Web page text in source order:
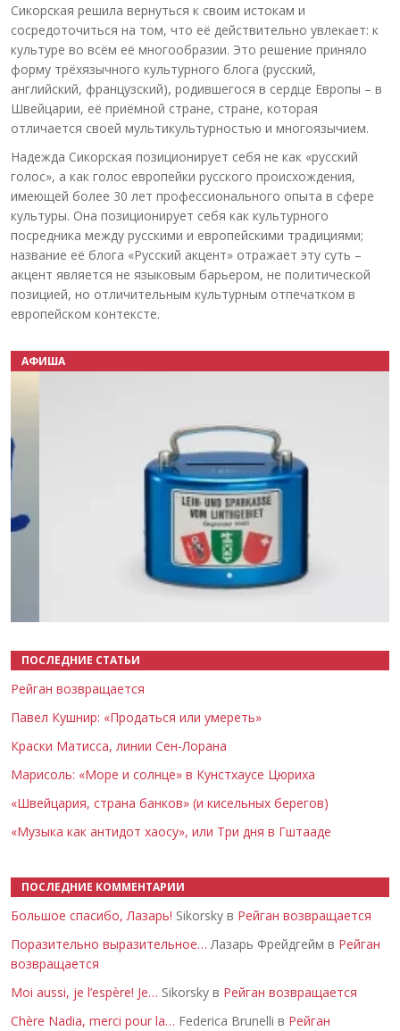
Сикорская решила вернуться к своим истокам и
сосредоточиться на том, что её действительно увлекает: к
культуре во всём её многообразии. Это решение приняло
форму трёхязычного культурного блога (русский,
английский, французский), родившегося в сердце Европы – в
Швейцарии, её приёмной стране, стране, которая
отличается своей мультикультурностью и многоязычием.
Надежда Сикорская позиционирует себя не как «русский
голос», а как голос европейки русского происхождения,
имеющей более 30 лет профессионального опыта в сфере
культуры. Она позиционирует себя как культурного
посредника между русскими и европейскими традициями;
название её блога «Русский акцент» отражает эту суть –
акцент является не языковым барьером, не политической
позицией, но отличительным культурным отпечатком в
европейском контексте.
АФИША
ПОСЛЕДНИЕ СТАТЬИ
Рейган возвращается
Павел Кушнир: «Продаться или умереть»
Краски Матисса, линии Сен-Лорана
Марисоль: «Море и солнце» в Кунстхаусе Цюриха
«Швейцария, страна банков» (и кисельных берегов)
«Музыка как антидот хаосу», или Три дня в Гштааде
ПОСЛЕДНИЕ КОММЕНТАРИИ
Большое спасибо, Лазарь! Sikorsky в Рейган возвращается
Поразительно выразительное… Лазарь Фрейдгейм в Рейган
возвращается
Moi aussi, je l’espère! Je… Sikorsky в Рейган возвращается
Chère Nadia, merci pour la… Federica Brunelli в Рейган